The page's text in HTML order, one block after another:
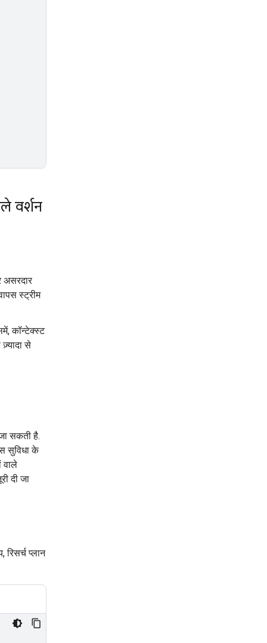
वर्शन
स्ट्रीम
कॉन्टेक्स्ट
से
सकती है.
सुविधा के
वाले
दी जा
रिसर्च प्लान